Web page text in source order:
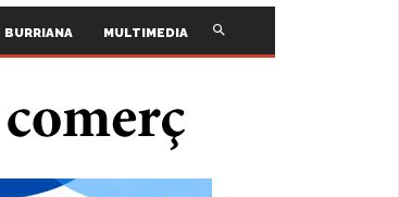
BURRIANA MULTIMEDIA